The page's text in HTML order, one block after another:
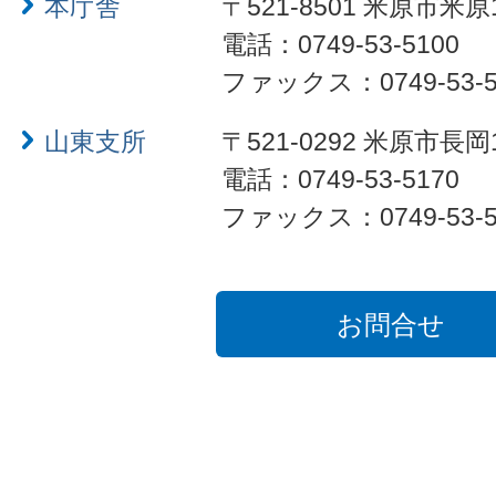
本庁舎
〒521-8501 米原市米
電話：0749-53-5100
ファックス：0749-53-
山東支所
〒521-0292 米原市長
電話：0749-53-5170
ファックス：0749-53-
お問合せ